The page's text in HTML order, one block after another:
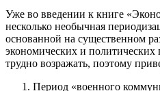
Уже во введении к книге
несколько необычная
основанной на существенном
экономических и
трудно возражать, поэтому
Период «военного